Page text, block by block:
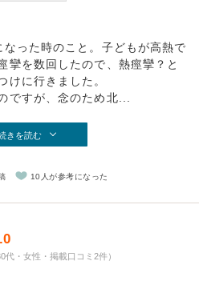
った時のこと。子どもが高熱で
攣を数回したので、熱痙攣？と
けに行きました。
ですが、念のため北...
きを読む
10人が参考になった
代・女性・掲載口コミ2件）